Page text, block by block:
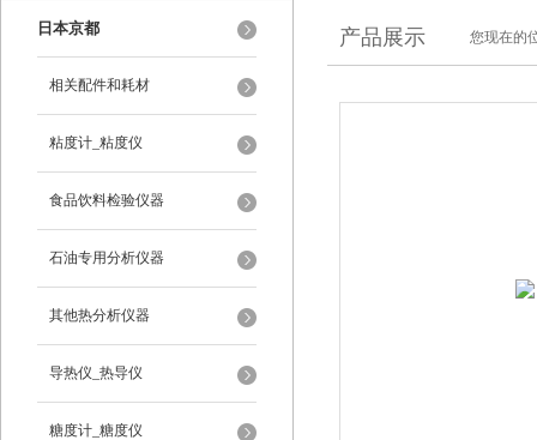
日本京都
相关配件和耗材
粘度计_粘度仪
食品饮料检验仪器
石油专用分析仪器
其他热分析仪器
导热仪_热导仪
糖度计_糖度仪
产品展示 您现在的